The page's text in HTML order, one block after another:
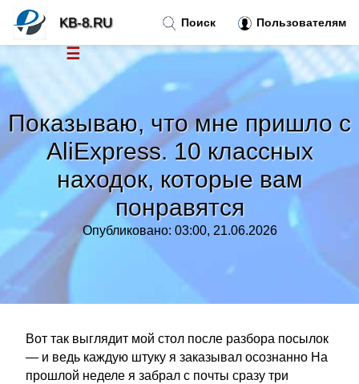
Показываю, что мне пришло с
AliExpress. 10 классных
находок, которые вам
понравятся
Опубликовано: 03:00, 21.06.2026
Вот так выглядит мой стол после разбора посылок
— и ведь каждую штуку я заказывал осознанно На
прошлой неделе я забрал с почты сразу три
Поиск Пользователям
KB-8.RU
☰
Тренды новостей»
Рубрики»
Правила »